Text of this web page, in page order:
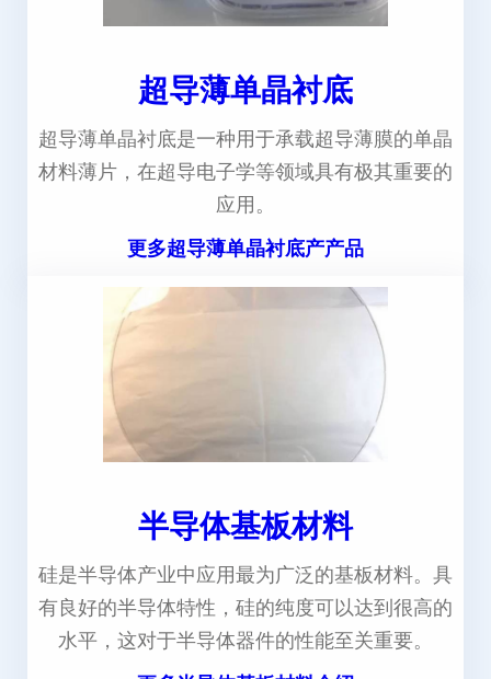
超导薄单晶衬底
超导薄单晶衬底是一种用于承载超导薄膜的单晶
材料薄片，在超导电子学等领域具有极其重要的
应用。
更多超导薄单晶衬底产产品
半导体基板材料
硅是半导体产业中应用最为广泛的基板材料。具
有良好的半导体特性，硅的纯度可以达到很高的
水平，这对于半导体器件的性能至关重要。